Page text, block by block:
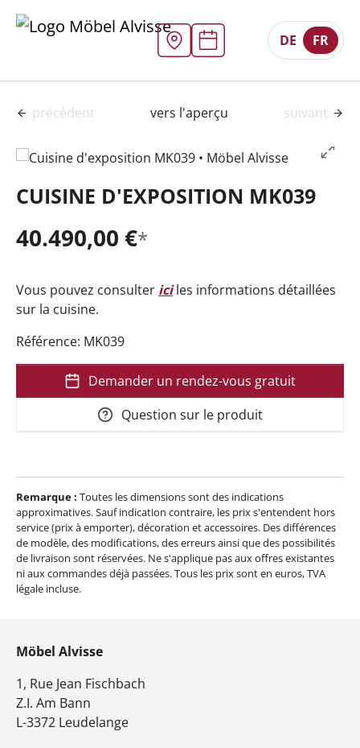
DE FR
précédent vers l'aperçu suivant
CUISINE D'EXPOSITION MK039
40.490,00 €*
Vous pouvez consulter iciles informations détaillées
sur la cuisine.
Référence: MK039
Demander un rendez-vous gratuit
Question sur le produit
Remarque : Toutes les dimensions sont des indications
approximatives. Sauf indication contraire, les prix s'entendent hors
service (prix à emporter), décoration et accessoires. Des différences
de modèle, des modifications, des erreurs ainsi que des possibilités
de livraison sont réservées. Ne s'applique pas aux offres existantes
ni aux commandes déjà passées. Tous les prix sont en euros, TVA
légale incluse.
Möbel Alvisse
1, Rue Jean Fischbach
Z.I. Am Bann
L-3372 Leudelange